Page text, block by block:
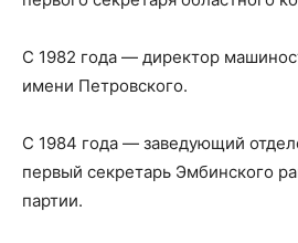
С 1982 года — директор
имени Петровского.
С 1984 года — заведующий
первый секретарь Эмбинского
партии.